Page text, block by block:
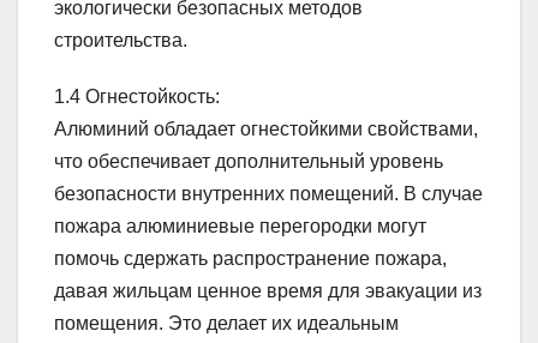
экологически безопасных методов
строительства.
1.4 Огнестойкость:
Алюминий обладает огнестойкими свойствами,
что обеспечивает дополнительный уровень
безопасности внутренних помещений. В случае
пожара алюминиевые перегородки могут
помочь сдержать распространение пожара,
давая жильцам ценное время для эвакуации из
помещения. Это делает их идеальным